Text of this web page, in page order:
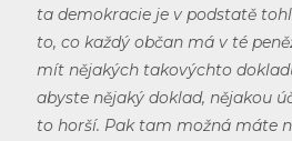
ta demokracie je v podstatě
to, co každý občan má v té
mít nějakých takovýchto
abyste nějaký doklad, nějakou
to horší. Pak tam možná máte